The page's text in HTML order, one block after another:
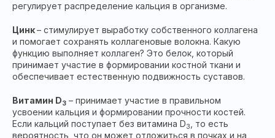
регулирует распределение кальция в организме.
Цинк– стимулирует выработку собственного коллагена
и помогает сохранять коллагеновые волокна. Какую
функцию выполняет коллаген? Это белок, который
принимает участие в формировании костной ткани и
обеспечивает естественную подвижность суставов.
Витамин D3 – принимает участие в правильном
усвоении кальция и формировании прочности костей.
Если кальций поступает без витамина D3
, то есть
вероятность, что он может отложиться в почках и на